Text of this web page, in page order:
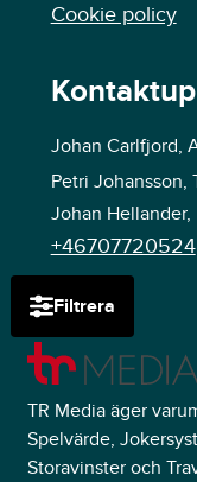
Filtrera
Cookie policy
Johan Carlfjord,
Petri Johansson,
Johan
+46707720524
TR Media äger
Spelvärde,
Storavinster och